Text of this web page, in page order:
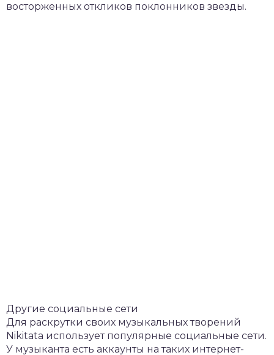
восторженных откликов поклонников звезды.
Другие социальные сети
Для раскрутки своих музыкальных творений
Nikitata использует популярные социальные сети.
У музыканта есть аккаунты на таких интернет-